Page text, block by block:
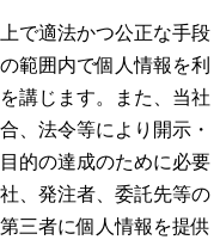
で適法かつ公正な手段
範囲内で個人情報を利
講じます。また、当社
、法令等により開示・
的の達成のために必要
、発注者、委託先等の
三者に個人情報を提供